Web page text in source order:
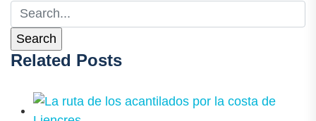
Related Posts